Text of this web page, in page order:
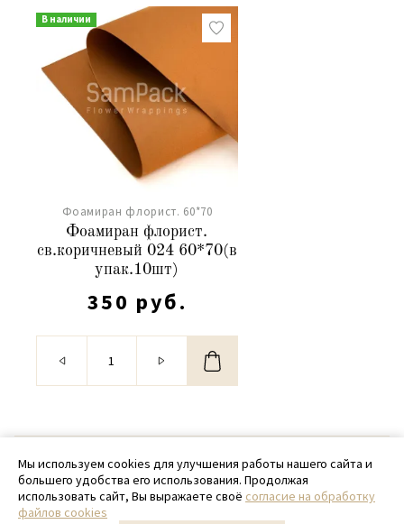
В наличии
Фоамиран флорист. 60*70
Фоамиран флорист.
св.коричневый 024 60*70(в
упак.10шт)
350 руб.
© 2020 - 2026 SamPack
+ 7 (918) 699-97-87
zakaz@sampack.store
Мы используем cookies для улучшения работы нашего сайта и
большего удобства его использования. Продолжая
использовать сайт, Вы выражаете своё согласие на обработку
файлов cookies